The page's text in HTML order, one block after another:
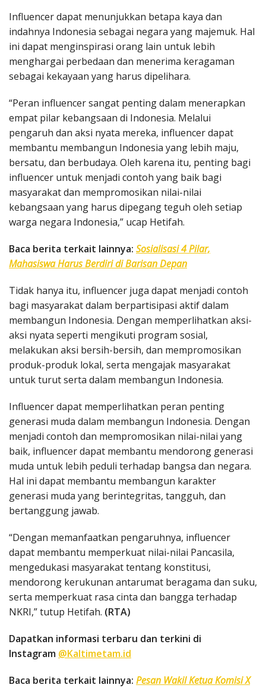
Influencer dapat menunjukkan betapa kaya dan
indahnya Indonesia sebagai negara yang majemuk. Hal
ini dapat menginspirasi orang lain untuk lebih
menghargai perbedaan dan menerima keragaman
sebagai kekayaan yang harus dipelihara.
“Peran influencer sangat penting dalam menerapkan
empat pilar kebangsaan di Indonesia. Melalui
pengaruh dan aksi nyata mereka, influencer dapat
membantu membangun Indonesia yang lebih maju,
bersatu, dan berbudaya. Oleh karena itu, penting bagi
influencer untuk menjadi contoh yang baik bagi
masyarakat dan mempromosikan nilai-nilai
kebangsaan yang harus dipegang teguh oleh setiap
warga negara Indonesia,” ucap Hetifah.
Baca berita terkait lainnya: Sosialisasi 4 Pilar,
Mahasiswa Harus Berdiri di Barisan Depan
Tidak hanya itu, influencer juga dapat menjadi contoh
bagi masyarakat dalam berpartisipasi aktif dalam
membangun Indonesia. Dengan memperlihatkan aksi-
aksi nyata seperti mengikuti program sosial,
melakukan aksi bersih-bersih, dan mempromosikan
produk-produk lokal, serta mengajak masyarakat
untuk turut serta dalam membangun Indonesia.
Influencer dapat memperlihatkan peran penting
generasi muda dalam membangun Indonesia. Dengan
menjadi contoh dan mempromosikan nilai-nilai yang
baik, influencer dapat membantu mendorong generasi
muda untuk lebih peduli terhadap bangsa dan negara.
Hal ini dapat membantu membangun karakter
generasi muda yang berintegritas, tangguh, dan
bertanggung jawab.
“Dengan memanfaatkan pengaruhnya, influencer
dapat membantu memperkuat nilai-nilai Pancasila,
mengedukasi masyarakat tentang konstitusi,
mendorong kerukunan antarumat beragama dan suku,
serta memperkuat rasa cinta dan bangga terhadap
NKRI,” tutup Hetifah. (RTA)
Dapatkan informasi terbaru dan terkini di
Instagram @Kaltimetam.id
Baca berita terkait lainnya: Pesan Wakil Ketua Komisi X